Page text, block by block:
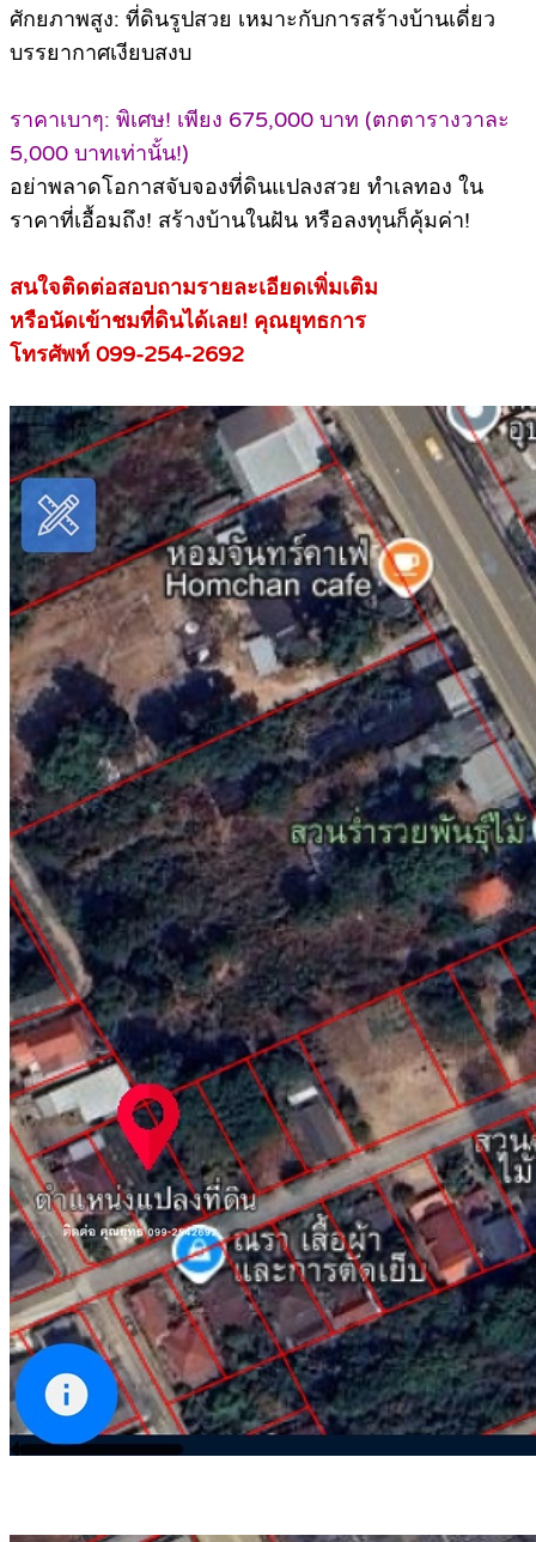
ศักยภาพสูง: ที่ดินรูปสวย เหมาะกับการสร้างบ้านเดี่ยว
บรรยากาศเงียบสงบ
ราคาเบาๆ: พิเศษ! เพียง 675,000 บาท (ตกตารางวาละ
5,000 บาทเท่านั้น!)
อย่าพลาดโอกาสจับจองที่ดินแปลงสวย ทำเลทอง ใน
ราคาที่เอื้อมถึง! สร้างบ้านในฝัน หรือลงทุนก็คุ้มค่า!
สนใจติดต่อสอบถามรายละเอียดเพิ่มเติม
หรือนัดเข้าชมที่ดินได้เลย! คุณยุทธการ
โทรศัพท์ 099-254-2692